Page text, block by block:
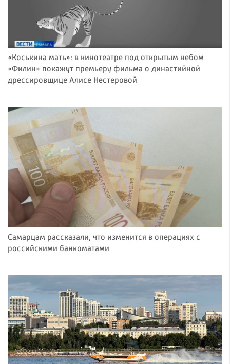
«Коськина мать»: в кинотеатре под открытым небом
«Филин» покажут премьеру фильма о династийной
дрессировщице Алисе Нестеровой
Самарцам рассказали, что изменится в операциях с
российскими банкоматами